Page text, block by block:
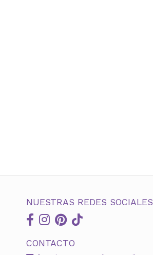
NUESTRAS REDES SOCIALES
CONTACTO